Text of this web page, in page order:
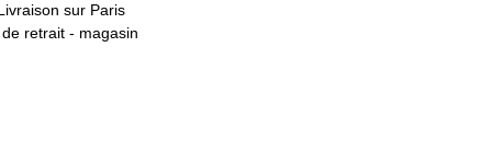
sur Paris
retrait - magasin